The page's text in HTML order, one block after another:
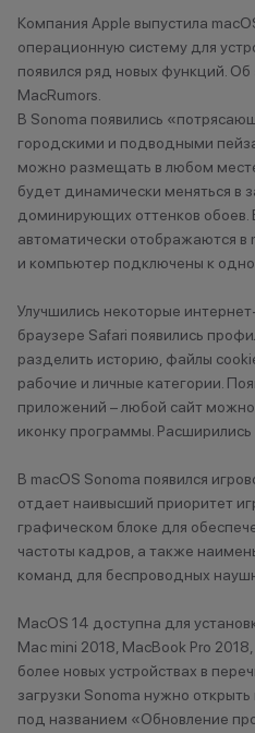
Туапсе
Туймазы
Тюмень
У
Ульяновск
Уфа
Уфа, Инорс
Учалы
Х
Ханты- Мансийск
Ч
Челябинск
Чистополь
Компания Apple выпустила
операционную систему для
появился ряд новых функций.
MacRumors.
В Sonoma появились
городскими и подводными
можно размещать в любом
будет динамически меняться в
доминирующих оттенков обоев.
автоматически отображаются в
и компьютер подключены к
Улучшились некоторые
браузере Safari появились
разделить историю, файлы
рабочие и личные категории.
приложений – любой сайт можно
иконку программы. Расширились
В macOS Sonoma появился
отдает наивысший приоритет
графическом блоке для
частоты кадров, а также
команд для беспроводных
MacOS 14 доступна для
Mac mini 2018, MacBook Pro
более новых устройствах в
загрузки Sonoma нужно
под названием «Обновление